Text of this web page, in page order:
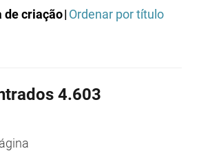
de distribuição
de investigação
laboratório
de criação| Ordenar por título
4.603